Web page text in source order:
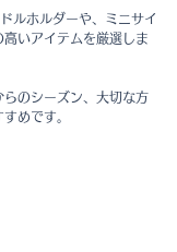
ルホルダーや、ミニサイ
いアイテムを厳選しま
のシーズン、大切な方
めです。